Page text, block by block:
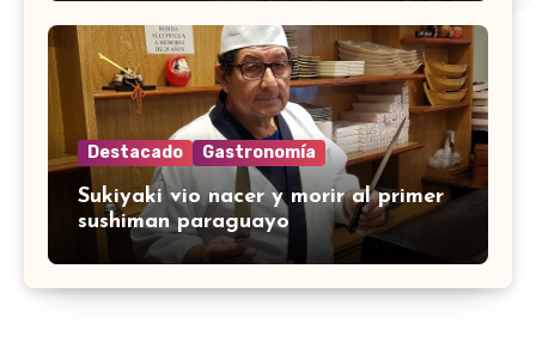
Destacado Gastronomía
Sukiyaki vio nacer y morir al primer
sushiman paraguayo